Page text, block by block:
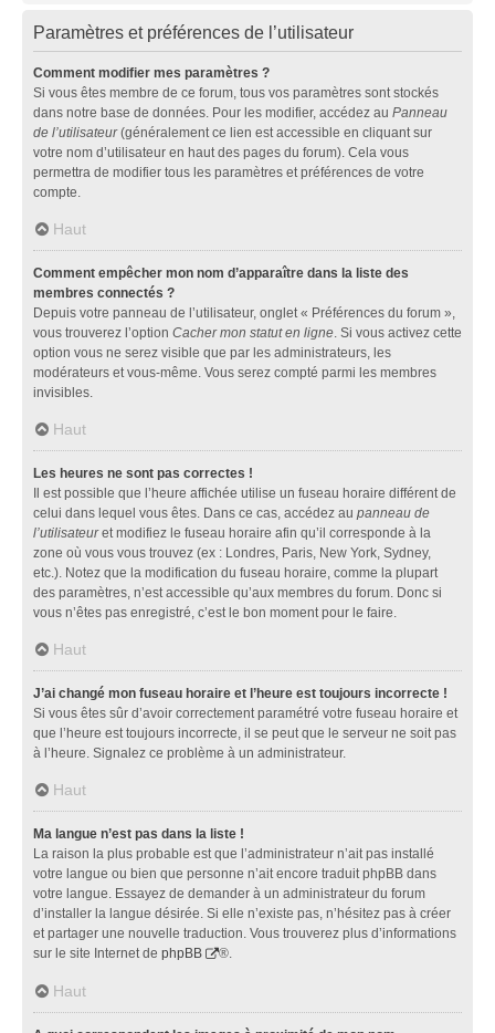
Paramètres et préférences de l’utilisateur
Comment modifier mes paramètres ?
Si vous êtes membre de ce forum, tous vos paramètres sont stockés
dans notre base de données. Pour les modifier, accédez au Panneau
de l’utilisateur(généralement ce lien est accessible en cliquant sur
votre nom d’utilisateur en haut des pages du forum). Cela vous
permettra de modifier tous les paramètres et préférences de votre
compte.
Haut
Comment empêcher mon nom d’apparaître dans la liste des
membres connectés ?
Depuis votre panneau de l’utilisateur, onglet « Préférences du forum »,
vous trouverez l’option Cacher mon statut en ligne. Si vous activez cette
option vous ne serez visible que par les administrateurs, les
modérateurs et vous-même. Vous serez compté parmi les membres
invisibles.
Haut
Les heures ne sont pas correctes !
Il est possible que l’heure affichée utilise un fuseau horaire différent de
celui dans lequel vous êtes. Dans ce cas, accédez au panneau de
l’utilisateuret modifiez le fuseau horaire afin qu’il corresponde à la
zone où vous vous trouvez (ex : Londres, Paris, New York, Sydney,
etc.). Notez que la modification du fuseau horaire, comme la plupart
des paramètres, n’est accessible qu’aux membres du forum. Donc si
vous n’êtes pas enregistré, c’est le bon moment pour le faire.
Haut
J’ai changé mon fuseau horaire et l’heure est toujours incorrecte !
Si vous êtes sûr d’avoir correctement paramétré votre fuseau horaire et
que l’heure est toujours incorrecte, il se peut que le serveur ne soit pas
à l’heure. Signalez ce problème à un administrateur.
Haut
Ma langue n’est pas dans la liste !
La raison la plus probable est que l’administrateur n’ait pas installé
votre langue ou bien que personne n’ait encore traduit phpBB dans
votre langue. Essayez de demander à un administrateur du forum
d’installer la langue désirée. Si elle n’existe pas, n’hésitez pas à créer
et partager une nouvelle traduction. Vous trouverez plus d’informations
sur le site Internet de phpBB ®.
Haut